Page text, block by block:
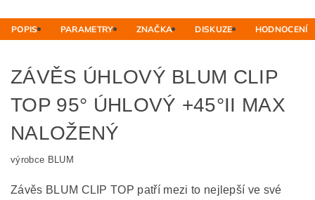
POPIS PARAMETRY ZNAČKA DISKUZE HODNOCENÍ
ZÁVĚS ÚHLOVÝ BLUM CLIP
TOP 95° ÚHLOVÝ +45°II MAX
NALOŽENÝ
výrobce BLUM
Závěs BLUM CLIP TOP patří mezi to nejlepší ve své